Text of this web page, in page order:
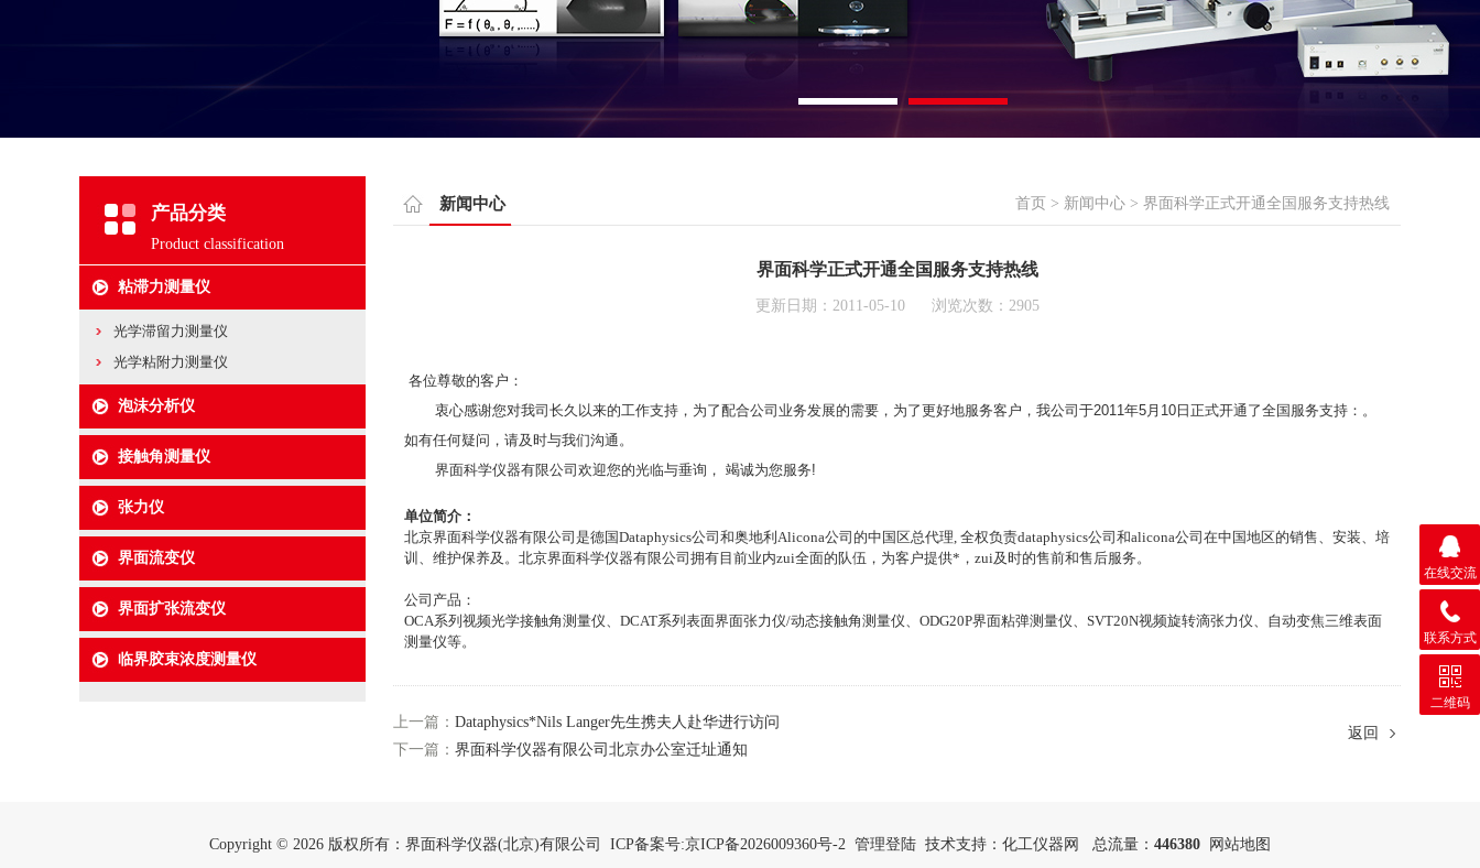
产品分类
Product classification
粘滞力测量仪
光学滞留力测量仪
光学粘附力测量仪
泡沫分析仪
接触角测量仪
张力仪
界面流变仪
界面扩张流变仪
临界胶束浓度测量仪
新闻中心 首页 > 新闻中心 > 界面科学正式开通全国服务支持热线
界面科学正式开通全国服务支持热线
更新日期：2011-05-10 浏览次数：2905
各位尊敬的客户：
衷心感谢您对我司长久以来的工作支持，为了配合公司业务发展的需要，为了更好地服务客户，我公司于2011年5月10日正式开通了全国服务支持：。
如有任何疑问，请及时与我们沟通。
界面科学仪器有限公司欢迎您的光临与垂询， 竭诚为您服务!
单位简介：
北京界面科学仪器有限公司是德国Dataphysics公司和奥地利 Alicona公司的中国区总代理, 全权负责dataphysics公司和alicona公司在中国地区的销售、安装、培
训、维护保养及。北京界面科学仪器有限公司拥有目前业内zui全面的队伍，为客户提供*，zui及时的售前和售后服务。
公司产品：
OCA系列视频光学接触角测量仪、 DCAT系列表面界面张力仪/动态接触角测量仪、 ODG20P界面粘弹测量仪、 SVT20N视频旋转滴张力仪、自动变焦三维表面
测量仪等。
上一篇： Dataphysics*Nils Langer先生携夫人赴华进行访问
下一篇： 界面科学仪器有限公司北京办公室迁址通知
返回
Copyright © 2026 版权所有：界面科学仪器(北京)有限公司 ICP备案号:京ICP备2026009360号-2 管理登陆 技术支持： 化工仪器网 总流量： 446380 网站地图
在线交流
联系方式
二维码